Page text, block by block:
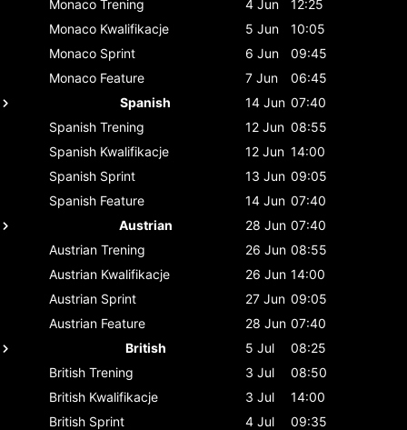
Monaco Trening 4 Jun
12:25
Monaco Kwalifikacje 5 Jun
10:05
Monaco Sprint 6 Jun
09:45
Monaco Feature 7 Jun
06:45
Spanish
14 Jun 07:40
Spanish Trening 12 Jun 08:55
Spanish Kwalifikacje 12 Jun 14:00
Spanish Sprint 13 Jun 09:05
Spanish Feature 14 Jun 07:40
Austrian
28 Jun 07:40
Austrian Trening 26 Jun 08:55
Austrian Kwalifikacje 26 Jun 14:00
Austrian Sprint 27 Jun 09:05
Austrian Feature 28 Jun 07:40
British
5 Jul
08:25
British Trening 3 Jul
08:50
British Kwalifikacje 3 Jul
14:00
British Sprint 4 Jul
09:35